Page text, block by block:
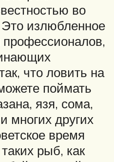
во
излюбленное
профессионалов,
что ловить на
поймать
язя, сома,
многих других
время
рыб, как